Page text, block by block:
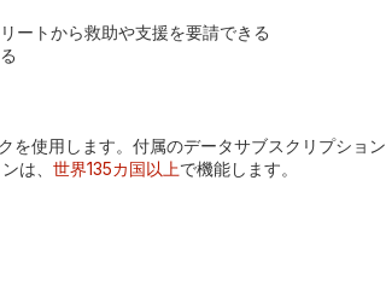
ートから救助や支援を要請できる
使用します。付属のデータサブスクリプショ
は、 世界135カ国以上で機能します。